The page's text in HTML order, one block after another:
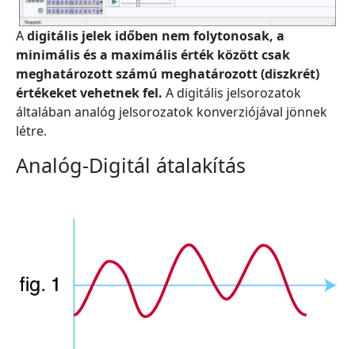
Adigitális jelek időben nem folytonosak, a
minimális és a maximális érték között csak
meghatározott számú meghatározott (diszkrét)
értékeket vehetnek fel. A digitális jelsorozatok
általában analóg jelsorozatok konverziójával jönnek
létre.
Analóg-Digitál átalakítás